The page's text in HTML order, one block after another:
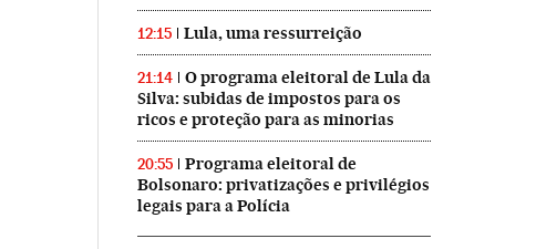
12:15 Lula, uma ressurreição
21:14
O programa eleitoral de Lula da
Silva: subidas de impostos para os
ricos e proteção para as minorias
20:55
Programa eleitoral de
Bolsonaro: privatizações e privilégios
legais para a Polícia